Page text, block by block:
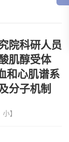
院科研人员
肌醇受体
和心肌谱系
分子机制
小】